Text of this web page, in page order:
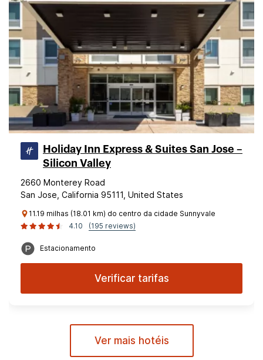
Holiday Inn Express & Suites San Jose –
Silicon Valley
2660 Monterey Road
San Jose, California 95111, United States
11.19 milhas (18.01 km) do centro da cidade Sunnyvale
4.10
(195 reviews)
Estacionamento
Verificar tarifas
Ver mais hotéis